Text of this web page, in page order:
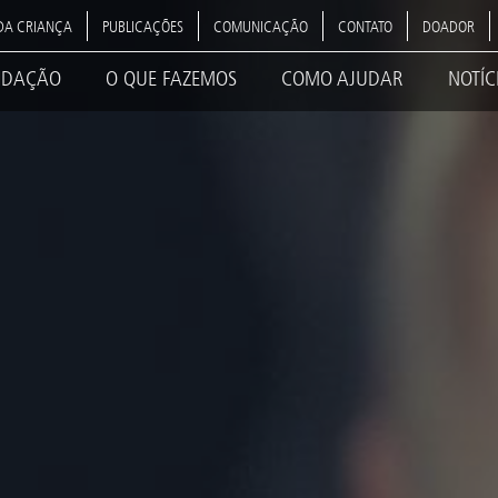
CRIANÇA PUBLICAÇÕES COMUNICAÇÃO CONTATO DOADOR
O QUE FAZEMOS COMO AJUDAR